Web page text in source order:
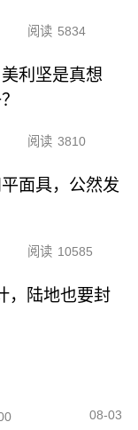
阅读 5834
利坚是真想
阅读 3810
面具，公然发
阅读 10585
，陆地也要封
08-03